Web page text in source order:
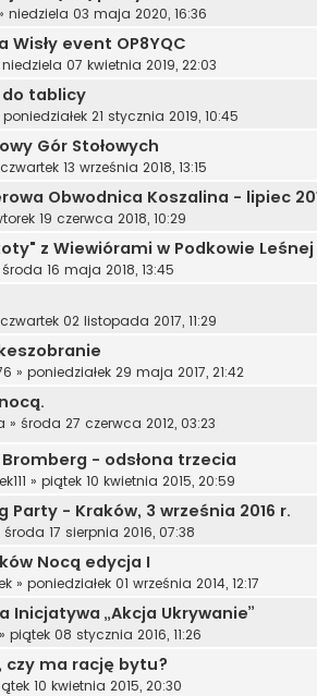
niedziela 03 maja 2020, 16:36
Wisły event OP8YQC
niedziela 07 kwietnia 2019, 22:03
do tablicy
poniedziałek 21 stycznia 2019, 10:45
Gór Stołowych
czwartek 13 września 2018, 13:15
Obwodnica Koszalina - lipiec
19 czerwca 2018, 10:29
z Wiewiórami w Podkowie Leśnej
środa 16 maja 2018, 13:45
czwartek 02 listopada 2017, 11:29
» poniedziałek 29 maja 2017, 21:42
» środa 27 czerwca 2012, 03:23
Bromberg - odsłona trzecia
» piątek 10 kwietnia 2015, 20:59
Party - Kraków, 3 września 2016 r.
środa 17 sierpnia 2016, 07:38
Nocą edycja I
» poniedziałek 01 września 2014, 12:17
Inicjatywa „Akcja Ukrywanie”
» piątek 08 stycznia 2016, 11:26
czy ma rację bytu?
10 kwietnia 2015, 20:30